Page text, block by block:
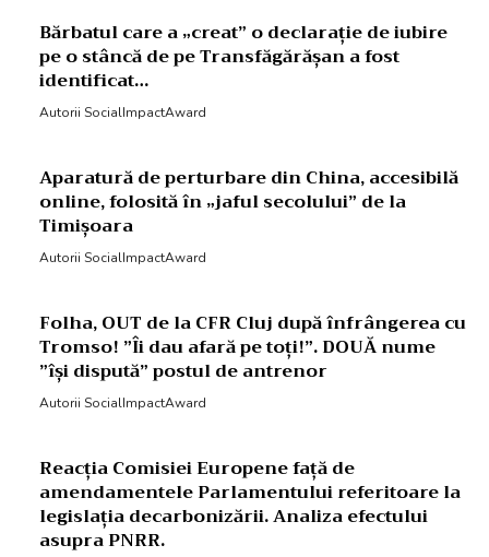
Bărbatul care a „creat” o declarație de iubire
pe o stâncă de pe Transfăgărășan a fost
identificat…
Autorii SocialImpactAward
Aparatură de perturbare din China, accesibilă
online, folosită în „jaful secolului” de la
Timișoara
Autorii SocialImpactAward
Folha, OUT de la CFR Cluj după înfrângerea cu
Tromso! ”Îi dau afară pe toți!”. DOUĂ nume
”își dispută” postul de antrenor
Autorii SocialImpactAward
Reacția Comisiei Europene față de
amendamentele Parlamentului referitoare la
legislația decarbonizării. Analiza efectului
asupra PNRR.